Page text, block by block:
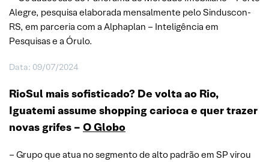
Alegre, pesquisa elaborada mensalmente pelo Sinduscon-
RS, em parceria com a Alphaplan – Inteligência em
Pesquisas e a Órulo.
Data: 09/07/2024
RioSul mais sofisticado? De volta ao Rio,
Iguatemi assume shopping carioca e quer trazer
novas grifes – O Globo
– Grupo que atua no segmento de alto padrão em SP virou